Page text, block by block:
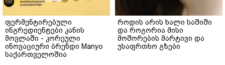
ფერმენტირებული
ინგრედიენტები კანის
მოვლაში - კორეული
ინოვაციური ბრენდი Manyo
საქართველოშია
როდის არის ხალი საშიში
და როგორია მისი
მოშორების მარტივი და
უსაფრთხო გზები